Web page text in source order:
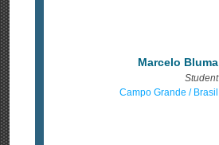
Marcelo Bluma
Student
Campo Grande / Brasil